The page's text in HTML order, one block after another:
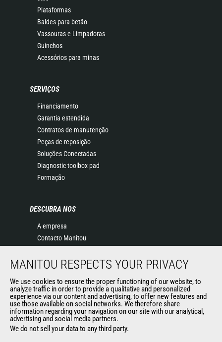
Plataformas
Baldes para betão
Vassouras e Limpadoras
Guinchos
Acessórios para minas
SERVIÇOS
Financiamento
Garantia estendida
Contratos de manutenção
Peças de reposição
Soluções Conectadas
Diagnostic toolbox pad
Formação
DESCUBRA NOS
A empresa
Contacto Manitou
Eventos
História
General Terms and Conditions of Sale
OUTROS SITES DO GRUPO
MANITOU RESPECTS YOUR PRIVACY
We use cookies to ensure the proper functioning of our website, to
analyze traffic in order to provide a qualitative and personalized
experience via our content and advertising, to offer new features and
use those available on social networks. We therefore share
information regarding your navigation on our site with our analytical,
advertising and social media partners.
We do not sell your data to any third party.